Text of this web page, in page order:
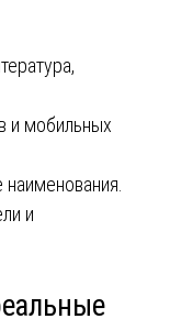
и мобильных
и